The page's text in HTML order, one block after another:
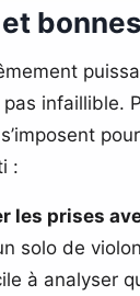
pas infaillible.
:
les prises
solo de
à analyser